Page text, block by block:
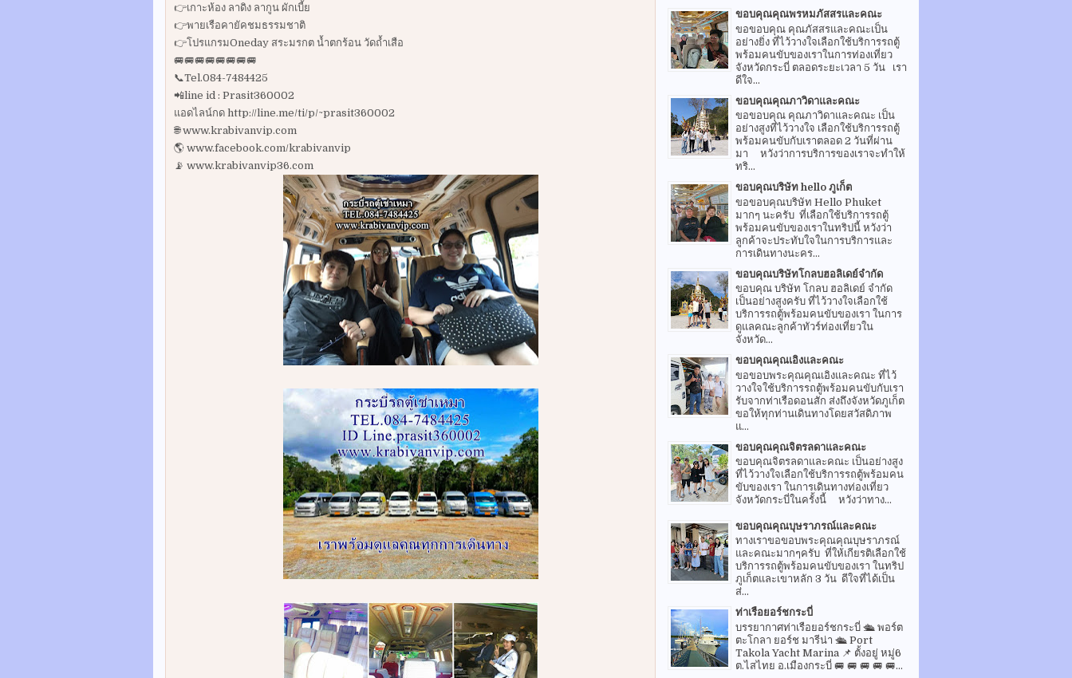
👉เกาะห้อง ลาดิง ลากูน ผักเบี้ย
👉พายเรือคายัคชมธรรมชาติ
👉โปรแกรมOneday สระมรกต น้ำตกร้อน วัดถ้ำเสือ
🚐🚐🚐🚐🚐🚐🚐🚐
📞Tel.084-7484425
📲line id : Prasit360002
แอดไลน์กด http://line.me/ti/p/~prasit360002
🌐 www.krabivanvip.com
🌎 www.facebook.com/krabivanvip
📡 www.krabivanvip36.com
ขอบคุณคุณพรหมภัสสรและคณะ
ขอขอบคุณ คุณภัสสรและคณะเป็น
อย่างยิ่ง ที่ไว้วางใจเลือกใช้บริการรถตู้
พร้อมคนขับของเราในการท่องเที่ยว
จังหวัดกระบี่ ตลอดระยะเวลา 5 วัน เรา
ดีใจ...
ขอบคุณคุณภาวิดาและคณะ
ขอขอบคุณ คุณภาวิดาและคณะ เป็น
อย่างสูงที่ไว้วางใจ เลือกใช้บริการรถตู้
พร้อมคนขับกับเราตลอด 2 วันที่ผ่าน
มา หวังว่าการบริการของเราจะทำให้
ทริ...
ขอบคุณบริษัท hello ภูเก็ต
ขอขอบคุณบริษัท Hello Phuket
มากๆ นะครับ ที่เลือกใช้บริการรถตู้
พร้อมคนขับของเราในทริปนี้ หวังว่า
ลูกค้าจะประทับใจในการบริการและ
การเดินทางนะคร...
ขอบคุณบริษัทโกลบฮอลิเดย์จำกัด
ขอบคุณ บริษัท โกลบ ฮอลิเดย์ จำกัด
เป็นอย่างสูงครับ ที่ไว้วางใจเลือกใช้
บริการรถตู้พร้อมคนขับของเรา ในการ
ดูแลคณะลูกค้าทัวร์ท่องเที่ยวใน
จังหวัด...
ขอบคุณคุณเอิงและคณะ
ขอขอบพระคุณคุณเอิงและคณะ ที่ไว้
วางใจใช้บริการรถตู้พร้อมคนขับกับเรา
รับจากท่าเรือดอนสัก ส่งถึงจังหวัดภูเก็ต
ขอให้ทุกท่านเดินทางโดยสวัสดิภาพ
แ...
ขอบคุณคุณจิตรลดาและคณะ
ขอบคุณจิตรลดาและคณะ เป็นอย่างสูง
ที่ไว้วางใจเลือกใช้บริการรถตู้พร้อมคน
ขับของเรา ในการเดินทางท่องเที่ยว
จังหวัดกระบี่ในครั้งนี้ หวังว่าทาง...
ขอบคุณคุณบุษราภรณ์และคณะ
ทางเราขอขอบพระคุณคุณบุษราภรณ์
และคณะมากๆครับ ที่ให้เกียรติเลือกใช้
บริการรถตู้พร้อมคนขับของเรา ในทริป
ภูเก็ตและเขาหลัก 3 วัน ดีใจที่ได้เป็น
ส่...
ท่าเรือยอร์ชกระบี่
บรรยากาศท่าเรือยอร์ชกระบี่ 🛳 พอร์ต
ตะโกลา ยอร์ช มารีน่า 🛳 Port
Takola Yacht Marina 📌 ตั้งอยู่ หมู่6
ต.ไสไทย อ.เมืองกระบี่ 🚐 🚐 🚐 🚐 🚐...